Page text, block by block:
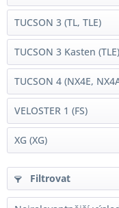
TUCSON 3 (TL, TLE)
TUCSON 3 Kasten (TLE)
TUCSON 4 (NX4E,
VELOSTER 1 (FS)
XG (XG)
Filtrovat